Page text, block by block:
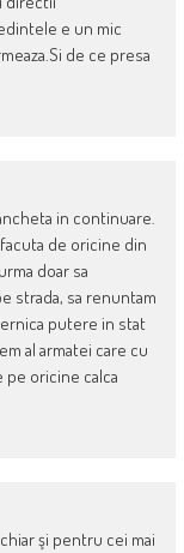
e un mic
de ce presa
in continuare.
facuta de oricine din
doar sa
strada, sa renuntam
putere in stat
al armatei care cu
pe oricine calca
şi pentru cei mai